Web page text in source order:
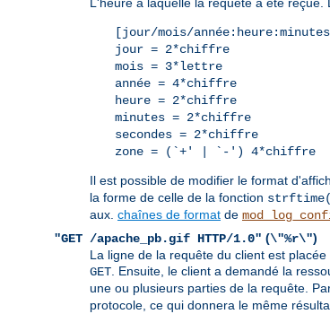
L'heure à laquelle la requête a été reçue.
[jour/mois/
jour = 2*chiffre
mois = 3*lettre
année = 4*chiffre
heure = 2*chiffre
minutes = 2*chiffre
secondes = 2*chiffre
zone = (`+' | `-') 4*chiffre
Il est possible de modifier le format
la forme de celle de la fonction
aux. chaînes de format de
"GET /apache_pb.gif HTTP/1.0" (\"%r\")
La ligne de la requête du client est
GET. Ensuite, le client a demandé la
une ou plusieurs parties de la requête.
protocole, ce qui donnera le même